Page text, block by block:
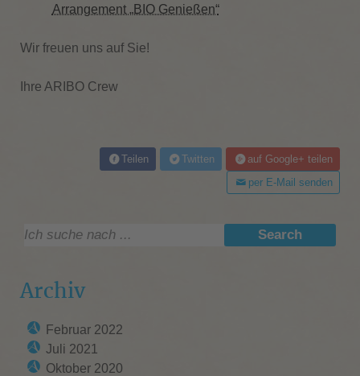
Arrangement „BIO Genießen“
Wir freuen uns auf Sie!
Ihre ARIBO Crew
Teilen Twitten
auf Google+ teilen
per E-Mail senden
Suche: Search
Archiv
Februar 2022
Juli 2021
Oktober 2020